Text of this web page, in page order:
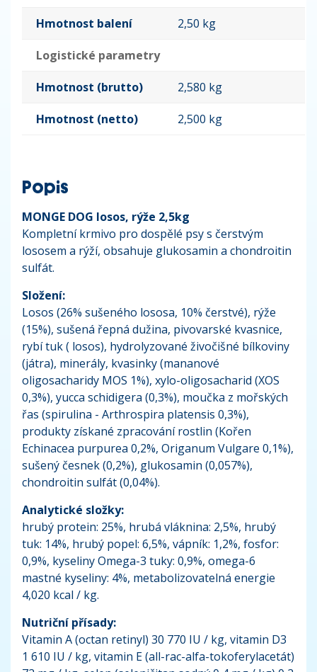
Hmotnost balení 2,50 kg
Logistické parametry
Hmotnost (brutto) 2,580 kg
Hmotnost (netto) 2,500 kg
Popis
MONGE DOG losos, rýže 2,5kg
Kompletní krmivo pro dospělé psy s čerstvým
lososem a rýží, obsahuje glukosamin a chondroitin
sulfát.
Složení:
Losos (26% sušeného lososa, 10% čerstvé), rýže
(15%), sušená řepná dužina, pivovarské kvasnice,
rybí tuk ( losos), hydrolyzované živočišné bílkoviny
(játra), minerály, kvasinky (mananové
oligosacharidy MOS 1%), xylo-oligosacharid (XOS
0,3%), yucca schidigera (0,3%), moučka z mořských
řas (spirulina - Arthrospira platensis 0,3%),
produkty získané zpracování rostlin (Kořen
Echinacea purpurea 0,2%, Origanum Vulgare 0,1%),
sušený česnek (0,2%), glukosamin (0,057%),
chondroitin sulfát (0,04%).
Analytické složky:
hrubý protein: 25%, hrubá vláknina: 2,5%, hrubý
tuk: 14%, hrubý popel: 6,5%, vápník: 1,2%, fosfor:
0,9%, kyseliny Omega-3 tuky: 0,9%, omega-6
mastné kyseliny: 4%, metabolizovatelná energie
4,020 kcal / kg.
Nutriční přísady:
Vitamin A (octan retinyl) 30 770 IU / kg, vitamin D3
1 610 IU / kg, vitamin E (all-rac-alfa-tokoferylacetát)